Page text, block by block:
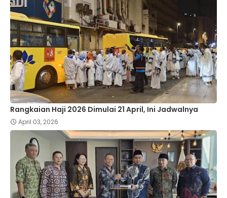
Rangkaian Haji 2026 Dimulai 21 April, Ini Jadwalnya
April 03, 2026